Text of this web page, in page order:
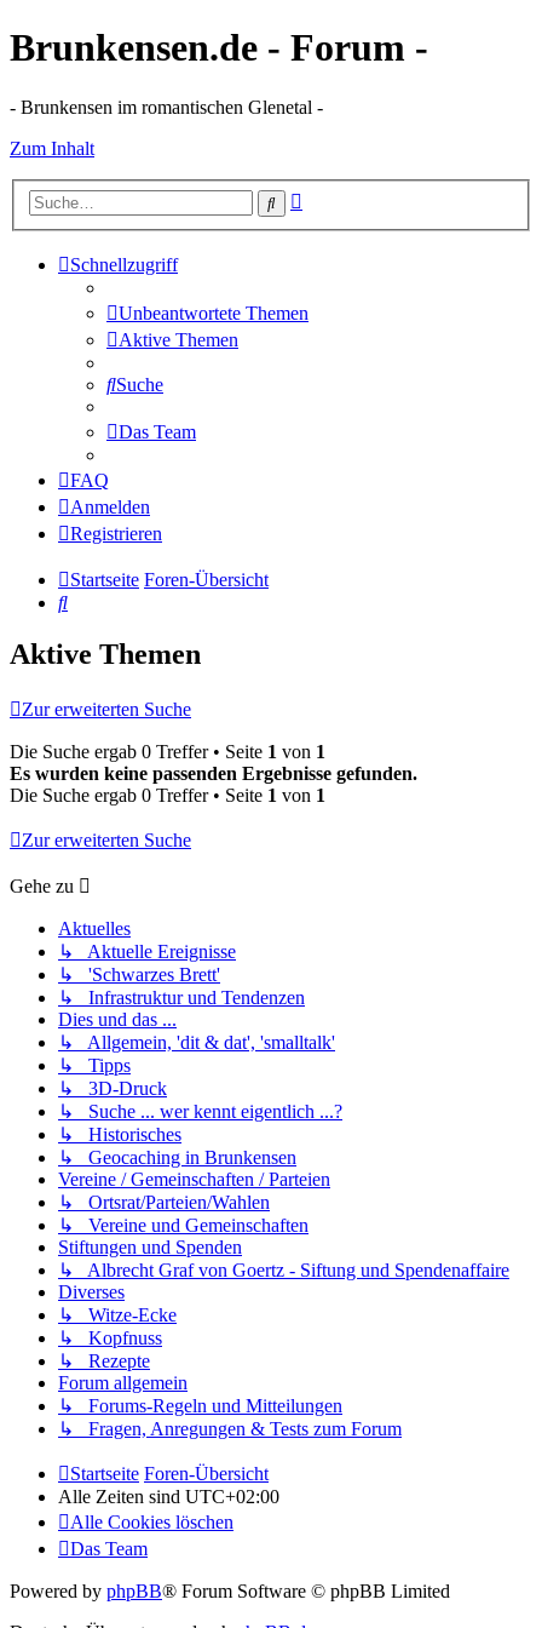
Brunkensen.de - Forum -
- Brunkensen im romantischen Glenetal -
Zum Inhalt
Suche
Schnellzugriff
Unbeantwortete Themen
Aktive Themen
Suche
Das Team
FAQ
Anmelden
Registrieren
Startseite Foren-Übersicht
Suche
Aktive Themen
Zur erweiterten Suche
Die Suche ergab 0 Treffer • Seite 1 von 1
Es wurden keine passenden Ergebnisse gefunden.
Die Suche ergab 0 Treffer • Seite 1 von 1
Zur erweiterten Suche
Gehe zu
Aktuelles
↳ Aktuelle Ereignisse
↳ 'Schwarzes Brett'
↳ Infrastruktur und Tendenzen
Dies und das ...
↳ Allgemein, 'dit & dat', 'smalltalk'
↳ Tipps
↳ 3D-Druck
↳ Suche ... wer kennt eigentlich ...?
↳ Historisches
↳ Geocaching in Brunkensen
Vereine / Gemeinschaften / Parteien
↳ Ortsrat/Parteien/Wahlen
↳ Vereine und Gemeinschaften
Stiftungen und Spenden
↳ Albrecht Graf von Goertz - Siftung und Spendenaffaire
Diverses
↳ Witze-Ecke
↳ Kopfnuss
↳ Rezepte
Forum allgemein
↳ Forums-Regeln und Mitteilungen
↳ Fragen, Anregungen & Tests zum Forum
Startseite Foren-Übersicht
Alle Zeiten sind UTC+02:00
Alle Cookies löschen
Das Team
Powered by phpBB® Forum Software © phpBB Limited